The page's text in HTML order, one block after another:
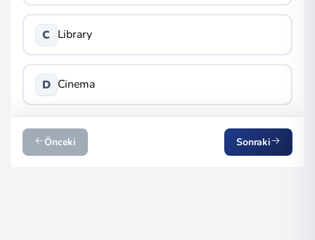
C Library
D Cinema
Önceki Sonraki